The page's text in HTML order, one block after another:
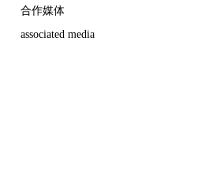
合作媒体
associated media